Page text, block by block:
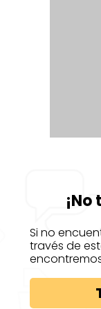
Si no
través de